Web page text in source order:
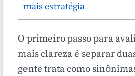
mais estratégia
O primeiro passo para
mais clareza é separar
gente trata como